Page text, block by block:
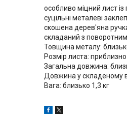
особливо міцний лист
суцільні металеві
скошена дерев'яна
складаний з
Товщина металу:
Розмір листа:
Загальна довжина:
Довжина у складеному
Вага: близько 1,3 кг